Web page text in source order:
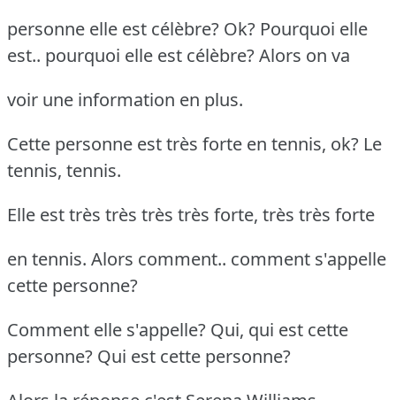
personne elle est célèbre? Ok? Pourquoi elle
est.. pourquoi elle est célèbre? Alors on va
voir une information en plus.
Cette personne est très forte en tennis, ok? Le
tennis, tennis.
Elle est très très très très forte, très très forte
en tennis. Alors comment.. comment s'appelle
cette personne?
Comment elle s'appelle? Qui, qui est cette
personne? Qui est cette personne?